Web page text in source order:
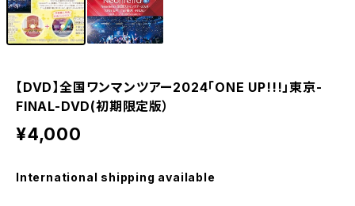
【DVD】全国ワンマンツアー2024「ONE UP!!!」東京-
FINAL-DVD(初期限定版）
¥4,000
International shipping available